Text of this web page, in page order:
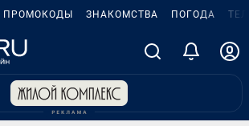
ПРОМОКОДЫ ЗНАКОМСТВА ПОГОДА